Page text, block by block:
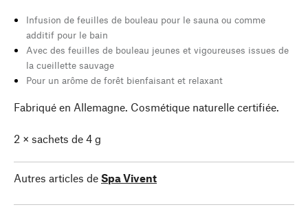
Infusion de feuilles de bouleau pour le sauna ou comme
additif pour le bain
Avec des feuilles de bouleau jeunes et vigoureuses issues de
la cueillette sauvage
Pour un arôme de forêt bienfaisant et relaxant
Fabriqué en Allemagne. Cosmétique naturelle certifiée.
2 × sachets de 4 g
Autres articles de Spa Vivent